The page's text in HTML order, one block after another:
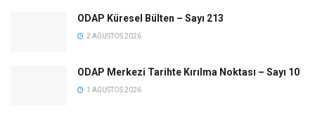
ODAP Küresel Bülten – Sayı 213
2 AĞUSTOS 2026
ODAP Merkezi Tarihte Kırılma Noktası – Sayı 10
1 AĞUSTOS 2026